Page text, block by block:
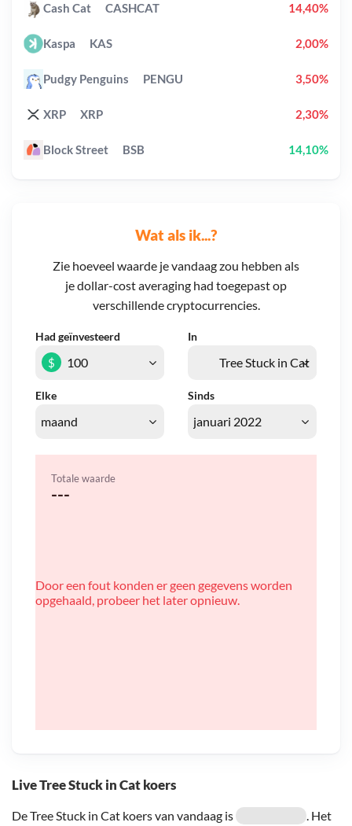
Live Tree Stuck in Cat koers
De Tree Stuck in Cat koers van vandaag is
. Het
Wat als ik...?
Zie hoeveel waarde je vandaag zou hebben als
je dollar-cost averaging had toegepast op
verschillende cryptocurrencies.
Had geïnvesteerd In
Elke Sinds
$
Totale waarde
---
Door een fout konden er geen gegevens worden
opgehaald, probeer het later opnieuw.
Cash Cat CASHCAT 14,40%
Kaspa KAS 2,00%
Pudgy Penguins PENGU 3,50%
XRP XRP 2,30%
Block Street BSB 14,10%